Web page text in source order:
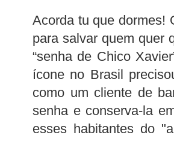
Acorda tu que dormes!
para salvar quem quer
“senha de Chico
ícone no Brasil
como um cliente de
senha e conserva-la
esses habitantes do